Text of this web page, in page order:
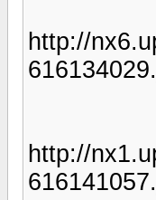
http://
http://